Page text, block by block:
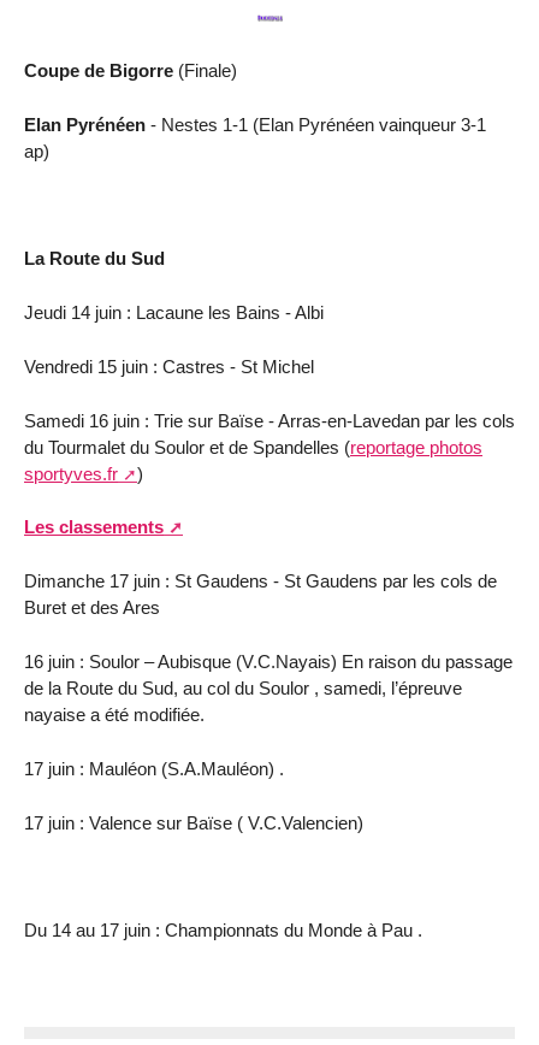
Coupe de Bigorre (Finale)
Elan Pyrénéen - Nestes 1-1 (Elan Pyrénéen vainqueur 3-1
ap)
La Route du Sud
Jeudi 14 juin : Lacaune les Bains - Albi
Vendredi 15 juin : Castres - St Michel
Samedi 16 juin : Trie sur Baïse - Arras-en-Lavedan par les cols
du Tourmalet du Soulor et de Spandelles (reportage photos
sportyves.fr
)
Les classements
Dimanche 17 juin : St Gaudens - St Gaudens par les cols de
Buret et des Ares
16 juin : Soulor – Aubisque (V.C.Nayais) En raison du passage
de la Route du Sud, au col du Soulor , samedi, l’épreuve
nayaise a été modifiée.
17 juin : Mauléon (S.A.Mauléon) .
17 juin : Valence sur Baïse ( V.C.Valencien)
Du 14 au 17 juin : Championnats du Monde à Pau .